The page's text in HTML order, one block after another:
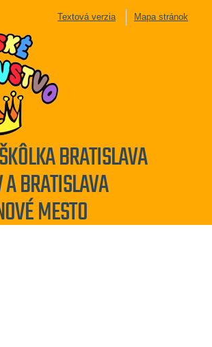
Textová verzia Mapa stránok
BRATISLAVA
A BRATISLAVA
MESTO